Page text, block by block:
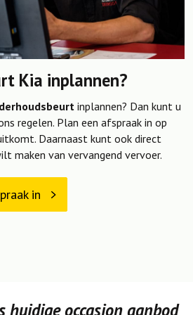
Kia inplannen?
inplannen? Dan kunt u
regelen. Plan een afspraak in op
Daarnaast kunt ook direct
maken van vervangend vervoer.
in
huidige occasion aanbod